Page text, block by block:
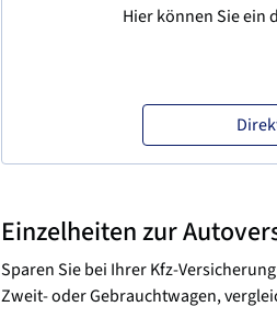
Hier können Sie ein
Einzelheiten zur
Sparen Sie bei Ihrer Kfz-
Zweit- oder Gebrauchtwagen,